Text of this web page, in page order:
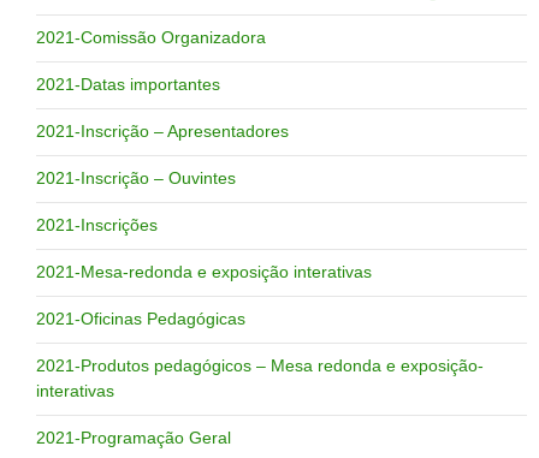
2021-Comissão Organizadora
2021-Datas importantes
2021-Inscrição – Apresentadores
2021-Inscrição – Ouvintes
2021-Inscrições
2021-Mesa-redonda e exposição interativas
2021-Oficinas Pedagógicas
2021-Produtos pedagógicos – Mesa redonda e exposição-
interativas
2021-Programação Geral